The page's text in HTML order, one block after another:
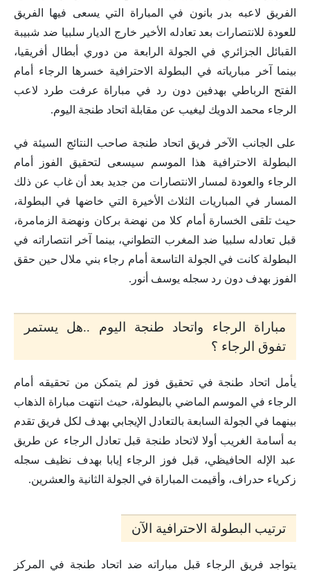
الفريق لاعبه بدر بانون في المباراة التي يسعى فيها الفريق
للعودة للانتصارات بعد تعادله الأخير خارج الديار سلبيا ضد شبيبة
القبائل الجزائري في الجولة الرابعة من دوري أبطال أفريقيا،
بينما آخر مبارياته في البطولة الاحترافية خسرها الرجاء أمام
الفتح الرباطي بهدفين دون رد في مباراة عرفت طرد لاعب
الرجاء محمد الدويك ليغيب عن مقابلة اتحاد طنجة اليوم.
على الجانب الآخر فريق اتحاد طنجة صاحب النتائج السيئة في
البطولة الاحترافية هذا الموسم سيسعى لتحقيق الفوز أمام
الرجاء والعودة لمسار الانتصارات من جديد بعد أن غاب عن ذلك
المسار في المباريات الثلاث الأخيرة التي خاضها في البطولة،
حيث تلقى الخسارة أمام كلا من نهضة بركان ونهضة الزمامرة،
قبل تعادله سلبيا ضد المغرب التطواني، بينما آخر انتصاراته في
البطولة كانت في الجولة التاسعة أمام رجاء بني ملال حين حقق
الفوز بهدف دون رد سجله يوسف أنور.
مباراة الرجاء واتحاد طنجة اليوم ..هل يستمر
تفوق الرجاء ؟
يأمل اتحاد طنجة في تحقيق فوز لم يتمكن من تحقيقه أمام
الرجاء في الموسم الماضي بالبطولة، حيث انتهت مباراة الذهاب
بينهما في الجولة السابعة بالتعادل الإيجابي بهدف لكل فريق تقدم
به أسامة الغريب أولا لاتحاد طنجة قبل تعادل الرجاء عن طريق
عبد الإله الحافيظي، قبل فوز الرجاء إيابا بهدف نظيف سجله
زكرياء حدراف، وأقيمت المباراة في الجولة الثانية والعشرين.
ترتيب البطولة الاحترافية الآن
يتواجد فريق الرجاء قبل مباراته ضد اتحاد طنجة في المركز